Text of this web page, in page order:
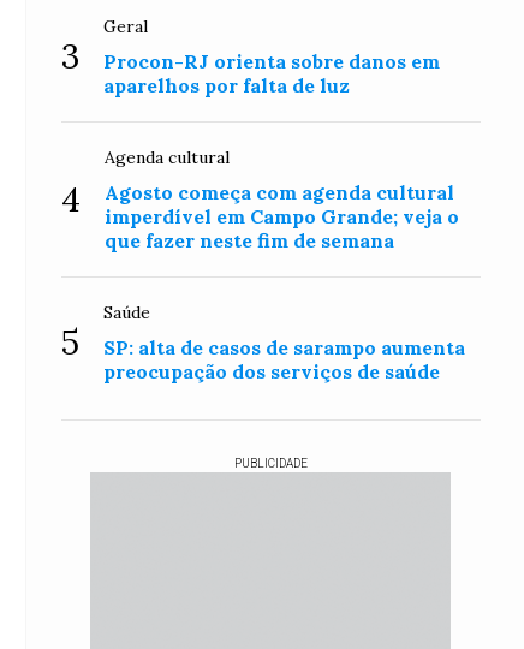
3
Geral
Procon-RJ orienta sobre danos em
aparelhos por falta de luz
4
Agenda cultural
Agosto começa com agenda cultural
imperdível em Campo Grande; veja o
que fazer neste fim de semana
5
Saúde
SP: alta de casos de sarampo aumenta
preocupação dos serviços de saúde
PUBLICIDADE